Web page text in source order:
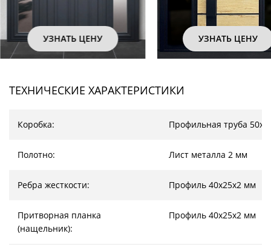
УЗНАТЬ ЦЕНУ УЗНАТЬ ЦЕНУ
ТЕХНИЧЕСКИЕ ХАРАКТЕРИСТИКИ
Коробка: Профильная труба
Полотно: Лист металла 2 мм
Ребра жесткости: Профиль 40х25х2 мм
Притворная планка
(нащельник):
Профиль 40х25х2 мм